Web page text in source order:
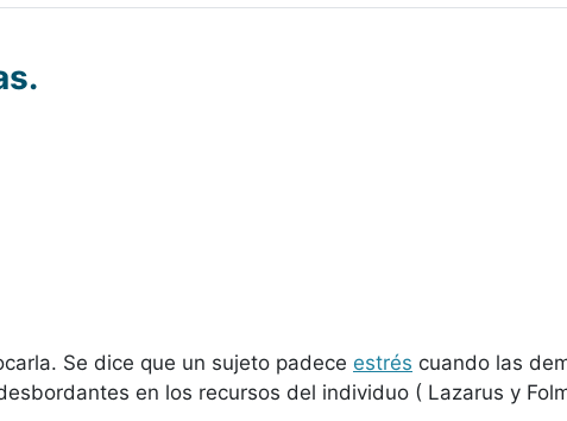
Se dice que un sujeto padece estrés cuando las
en los recursos del individuo ( Lazarus y